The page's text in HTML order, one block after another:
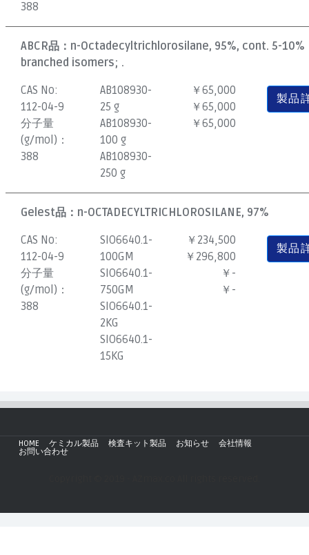
388
ABCR品： n-Octadecyltrichlorosilane, 95%, cont. 5-10%
branched isomers; .
CAS No:
112-04-9
分子量
(g/mol)：
388
AB108930-
25 g
AB108930-
100 g
AB108930-
250 g
￥65,000
￥65,000
￥65,000
製品
Gelest品： n-OCTADECYLTRICHLOROSILANE, 97%
CAS No:
112-04-9
分子量
(g/mol)：
388
SIO6640.1-
100GM
SIO6640.1-
750GM
SIO6640.1-
2KG
SIO6640.1-
15KG
￥234,500
￥296,800
￥-
￥-
製品
HOME ケミカル製品 検査キット製品 お知らせ
会社情報
お問い合わせ